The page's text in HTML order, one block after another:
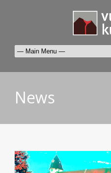
News